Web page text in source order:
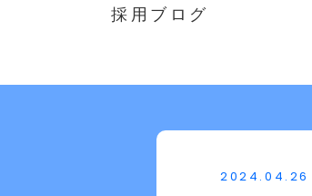
採用ブログ
2024.04.26